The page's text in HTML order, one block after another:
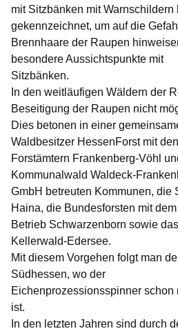
mit Sitzbänken mit Warnschildern
gekennzeichnet, um auf die
Brennhaare der Raupen
besondere Aussichtspunkte mit
Sitzbänken.
In den weitläufigen Wäldern der
Beseitigung der Raupen nicht
Dies betonen in einer
Waldbesitzer HessenForst mit den
Forstämtern Frankenberg-Vöhl
Kommunalwald Waldeck-
GmbH betreuten Kommunen, die
Haina, die Bundesforsten mit dem
Betrieb Schwarzenborn sowie
Kellerwald-Edersee.
Mit diesem Vorgehen folgt man
Südhessen, wo der
Eichenprozessionsspinner schon
ist.
In den letzten Jahren sind durch